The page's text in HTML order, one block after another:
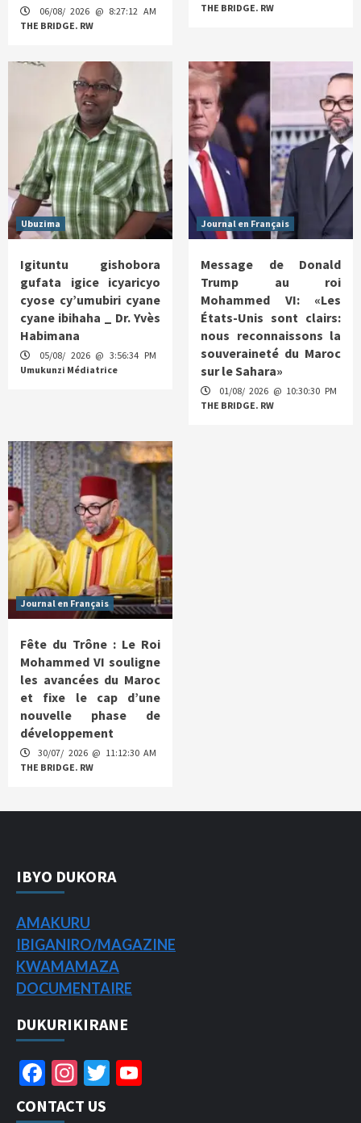
06/08/ 2026 @ 8:27:12 AM
THE BRIDGE. RW
THE BRIDGE. RW
Ubuzima
Igituntu gishobora
gufata igice icyaricyo
cyose cy’umubiri cyane
cyane ibihaha _ Dr. Yvès
Habimana
05/08/ 2026 @ 3:56:34 PM
Umukunzi Médiatrice
Journal en Français
Message de Donald
Trump au roi
Mohammed VI: «Les
États-Unis sont clairs:
nous reconnaissons la
souveraineté du Maroc
sur le Sahara»
01/08/ 2026 @ 10:30:30 PM
THE BRIDGE. RW
Journal en Français
Fête du Trône : Le Roi
Mohammed VI souligne
les avancées du Maroc
et fixe le cap d’une
nouvelle phase de
développement
30/07/ 2026 @ 11:12:30 AM
THE BRIDGE. RW
IBYO DUKORA
AMAKURU
IBIGANIRO/MAGAZINE
KWAMAMAZA
DOCUMENTAIRE
DUKURIKIRANE
Facebook
Instagram
Twitter
CONTACT US